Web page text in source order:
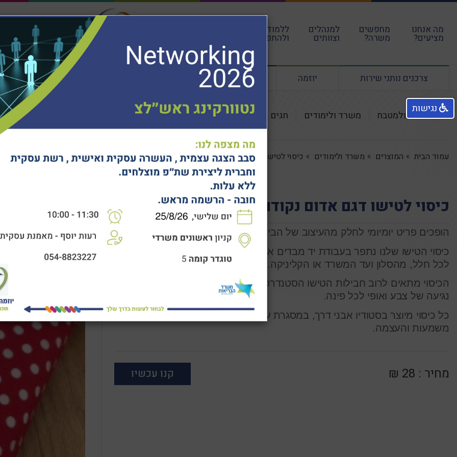
מה אנחנו
מציעים?
מחפשים
משרה?
למנהלים
וצוותים
ללמוד
ולהתפתח
חיפוש...
צרכנים נותני שירות יוזמה ליווי מנהלים וצוותים מרכז ידע
לבית ולמטבח משרד ולימודים חגים אקססוריז תינוקות וילדים
עמוד הבית המוצרים משרד ולימודים כיסוי לטישו דגם אדום נקודות
כיסוי לטישו דגם אדום נקודות
הופכים פריט יומיומי לחלק מהעיצוב של הבית.
כיסוי הטישו שלנו נתפר בעבודת יד מבדים איכותיים, ומעניק מראה חמים ומעוצב
לכל חלל, מהסלון ועד המשרד או הקליניקה.
הכיסוי מתאים לרוב חבילות הטישו הסטנדרטיות, קל לשליפה ולהחלפה ומוסיף
נגיעה של צבע ואופי לכל פינה.
כל כיסוי מיוצר בסטודיו אבני דרך, במסגרת עשייה שיקומית המשלבת יצירה,
משמעות והעצמה.
מחיר : 28 ₪ קנו עכשיו
נגישות